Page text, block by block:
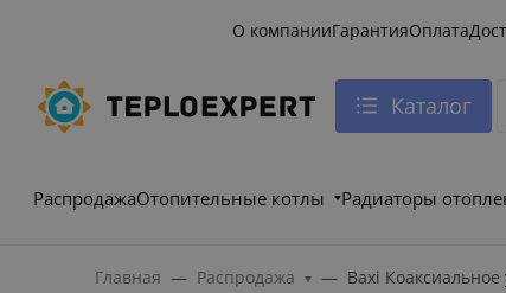
О компанииГарантияОплата
Каталог
РаспродажаОтопительные котлы Радиаторы
Главная Распродажа Baxi